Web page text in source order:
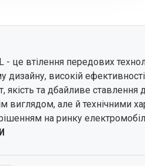
це втілення передових
високій
якість та дбайливе
виглядом, але й технічними
на ринку